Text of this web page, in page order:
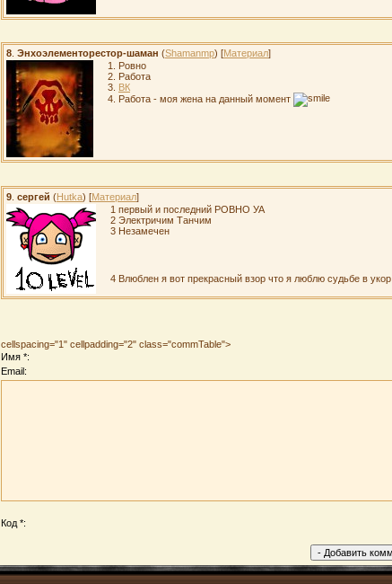
8. Энхоэлементорестор-шаман (Shamanmp) [Материал]
1. Ровно
2. Работа
3. ВК
4. Работа - моя жена на данный момент
9 сергей (Hutka) [Материал]
1 первый и последний РОВНО УА
2 Электричим Танчим
3 Незамечен
4 Влюблен я вот прекрасный взор что я люблю судьбе в укор
cellspacing="1" cellpadding="2" class="commTable">
Имя *:
Email:
Код *: